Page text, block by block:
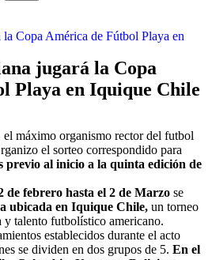
Copa América de Fútbol Playa en
jugará la Copa
Playa en Iquique Chile
el máximo organismo rector del futbol
el sorteo correspondido para
previo al inicio a la quinta edición de
de febrero hasta el 2 de Marzo se
ubicada en Iquique Chile, un torneo
y talento futbolístico americano.
establecidos durante el acto
se dividen en dos grupos de 5. En el